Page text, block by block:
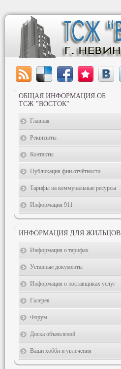
ОБЩАЯ ИНФОРМАЦИЯ ОБ
ТСЖ "ВОСТОК"
Главная
Реквизиты
Контакты
Публикация фин.отчётности
Тарифы на коммунальные ресурсы
Информация 911
ИНФОРМАЦИЯ ДЛЯ ЖИЛЬЦОВ
Информация о тарифах
Уставные документы
Информация о поставщиках услуг
Галерея
Форум
Доска объявлений
Ваши хобби и увлечения